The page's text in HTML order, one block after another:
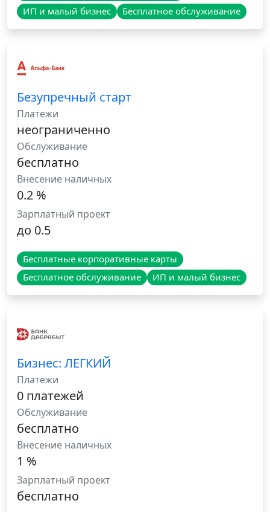
ИП и малый бизнес
Бесплатное обслуживание
Безупречный старт
Платежи
неограниченно
Обслуживание
бесплатно
Внесение наличных
0.2 %
Зарплатный проект
до 0.5
Бесплатные корпоративные карты
Бесплатное обслуживание
ИП и малый бизнес
Бизнес: ЛЕГКИЙ
Платежи
0 платежей
Обслуживание
бесплатно
Внесение наличных
1 %
Зарплатный проект
бесплатно